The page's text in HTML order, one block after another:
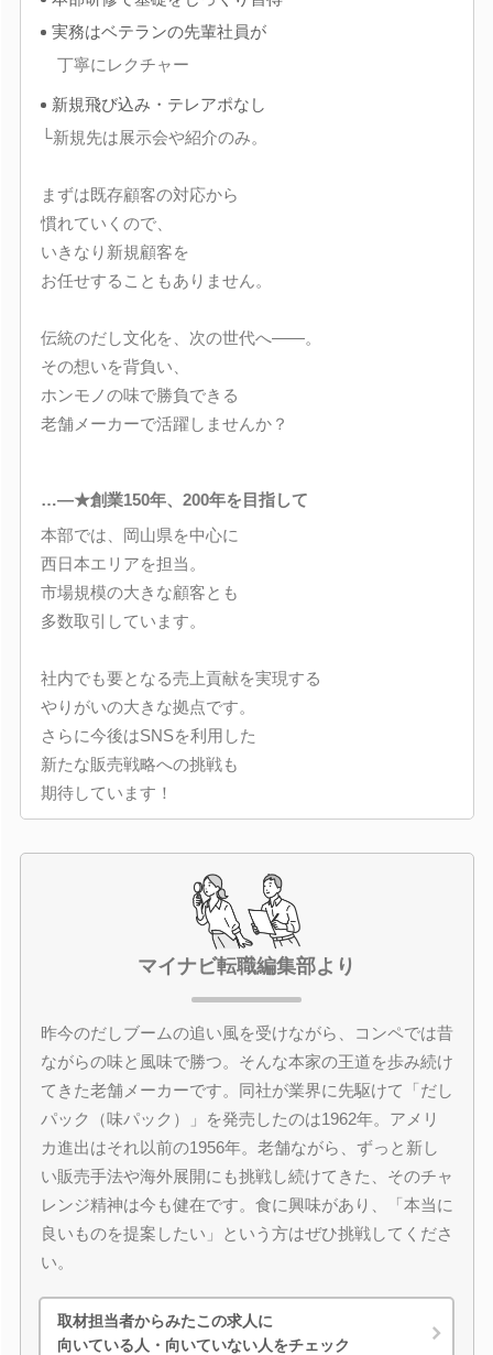
実務はベテランの先輩社員が
丁寧にレクチャー
新規飛び込み・テレアポなし
└新規先は展示会や紹介のみ。
まずは既存顧客の対応から
慣れていくので、
いきなり新規顧客を
お任せすることもありません。
伝統のだし文化を、次の世代へ――。
その想いを背負い、
ホンモノの味で勝負できる
老舗メーカーで活躍しませんか？
…―★創業150年、200年を目指して
本部では、岡山県を中心に
西日本エリアを担当。
市場規模の大きな顧客とも
多数取引しています。
社内でも要となる売上貢献を実現する
やりがいの大きな拠点です。
さらに今後はSNSを利用した
新たな販売戦略への挑戦も
期待しています！
マイナビ転職編集部より
昨今のだしブームの追い風を受けながら、コンペでは昔
ながらの味と風味で勝つ。そんな本家の王道を歩み続け
てきた老舗メーカーです。同社が業界に先駆けて「だし
パック（味パック）」を発売したのは1962年。アメリ
カ進出はそれ以前の1956年。老舗ながら、ずっと新し
い販売手法や海外展開にも挑戦し続けてきた、そのチャ
レンジ精神は今も健在です。食に興味があり、「本当に
良いものを提案したい」という方はぜひ挑戦してくださ
い。
取材担当者からみたこの求人に
向いている人・向いていない人をチェック